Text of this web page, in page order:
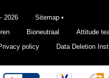
2026 Sitemap •
Bioneutraal
Attitude
policy Data Deletion